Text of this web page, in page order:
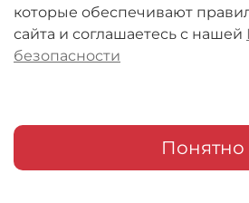
Личный кабинет
Политика
которые обеспечивают
сайта и соглашаетесь с нашей
безопасности
Понятно